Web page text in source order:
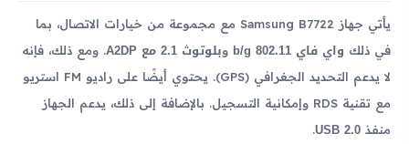
يأتي جهاز Samsung B7722 مع مجموعة من خيارات الاتصال، بما
في ذلك واي فاي 802.11 b/g وبلوتوث 2.1 مع A2DP
. ومع ذلك، فإنه
لا يدعم التحديد الجغرافي (GPS). يحتوي أيضًا على راديو FM استريو
مع تقنية RDS وإمكانية التسجيل. بالإضافة إلى ذلك، يدعم الجهاز
منفذ USB 2.0
.